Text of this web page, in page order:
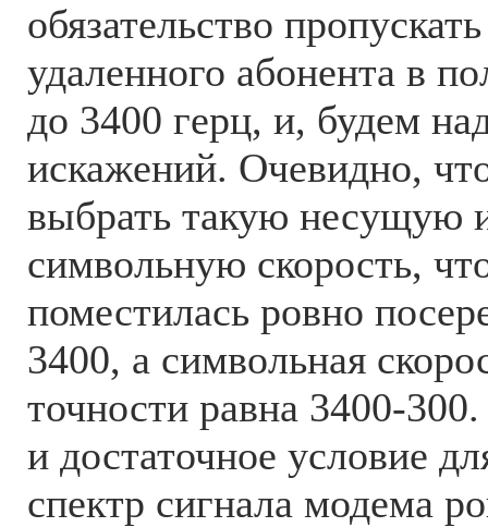
обязательство
удаленного абонента в
до 3400 герц, и, будем
искажений. Очевидно,
выбрать такую несущую
символьную скорость,
поместилась ровно
3400, а символьная
точности равна 3400-
и достаточное условие
спектр сигнала модема